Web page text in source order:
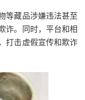
等藏品涉嫌违法甚至
诈。同时，平台和相
打击虚假宣传和欺诈